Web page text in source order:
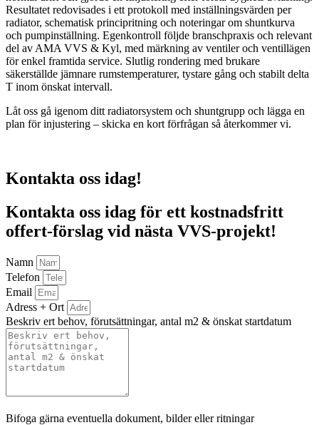
Resultatet redovisades i ett protokoll med inställningsvärden per
radiator, schematisk principritning och noteringar om shuntkurva
och pumpinställning. Egenkontroll följde branschpraxis och relevant
del av AMA VVS & Kyl, med märkning av ventiler och ventillägen
för enkel framtida service. Slutlig rondering med brukare
säkerställde jämnare rumstemperaturer, tystare gång och stabilt delta
T inom önskat intervall.
Låt oss gå igenom ditt radiatorsystem och shuntgrupp och lägga en
plan för injustering – skicka en kort förfrågan så återkommer vi.
Kontakta oss idag!
Kontakta oss idag för ett kostnadsfritt
offert-förslag vid nästa VVS-projekt!
Namn
Telefon
Email
Adress + Ort
Beskriv ert behov, förutsättningar, antal m2 & önskat startdatum
Bifoga gärna eventuella dokument, bilder eller ritningar